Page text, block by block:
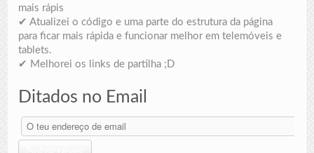
mais rápis
✔ Atualizei o código e uma parte do estrutura da página
para ficar mais rápida e funcionar melhor em telemóveis e
tablets.
✔ Melhorei os links de partilha ;D
Ditados no Email
O
teu